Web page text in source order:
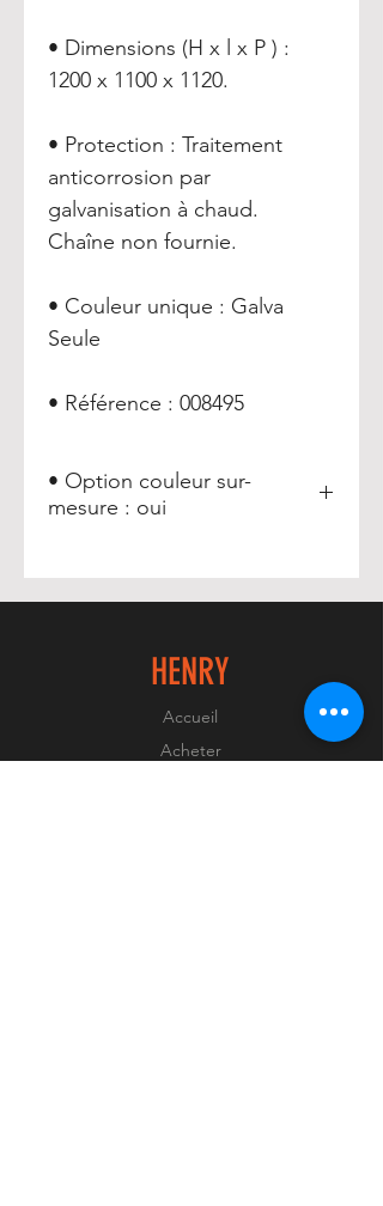
• Dimensions (H x l x P ) :
1200 x 1100 x 1120.
• Protection : Traitement
anticorrosion par
galvanisation à chaud.
Chaîne non fournie.
• Couleur unique : Galva
Seule
• Référence : 008495
• Option couleur sur-
mesure : oui
ici:https://www.couleursral.fr/
HENRY
Accueil
Acheter